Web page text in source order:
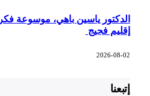
الدكتور ياسين باهي، موسوعة
إقليم فجيج
2026-08-02
إتبعنا